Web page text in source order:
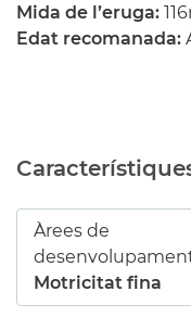
Mida de l’eruga:
Edat recomanada:
Àrees de
Motricitat fina